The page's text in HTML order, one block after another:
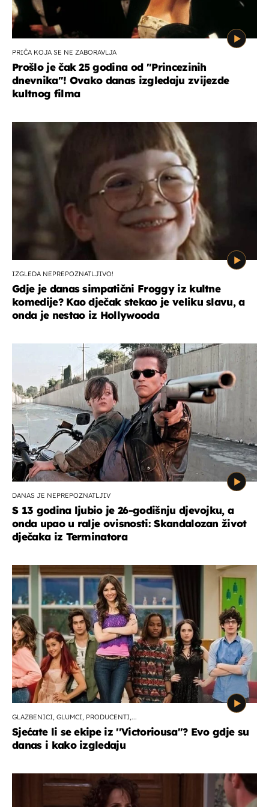
PRIČA KOJA SE NE ZABORAVLJA
Prošlo je čak 25 godina od ''Princezinih
dnevnika''! Ovako danas izgledaju zvijezde
kultnog filma
IZGLEDA NEPREPOZNATLJIVO!
Gdje je danas simpatični Froggy iz kultne
komedije? Kao dječak stekao je veliku slavu, a
onda je nestao iz Hollywooda
DANAS JE NEPREPOZNATLJIV
S 13 godina ljubio je 26-godišnju djevojku, a
onda upao u ralje ovisnosti: Skandalozan život
dječaka iz Terminatora
GLAZBENICI, GLUMCI, PRODUCENTI,...
Sjećate li se ekipe iz ''Victoriousa''? Evo gdje su
danas i kako izgledaju